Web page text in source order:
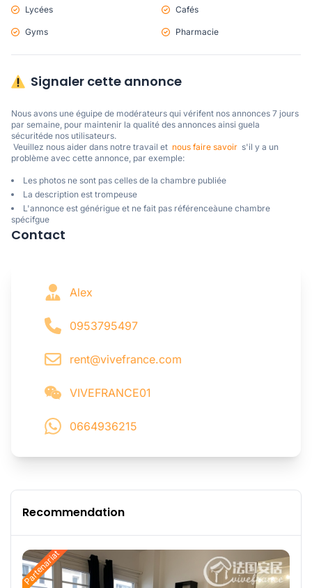
Lycées Cafés
Gyms Pharmacie
Signaler cette annonce
Nous avons une éguipe de modérateurs qui vérifent nos annonces 7 jours
par semaine, pour maintenir la qualité des annonces ainsi guela
sécuritéde nos utilisateurs.
Veuillez nous aider dans notre travail et nous faire savoir
  s'il y a un
problème avec cette annonce, par exemple:
Les photos ne sont pas celles de la chambre publiée
La description est trompeuse
L'annonce est générigue et ne fait pas référenceàune chambre
spécifgue
Contact
Alex
0953795497
rent@vivefrance.com
VIVEFRANCE01
0664936215
Recommendation
Partenariat